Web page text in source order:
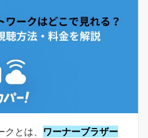
とは、 ワーナーブラザー